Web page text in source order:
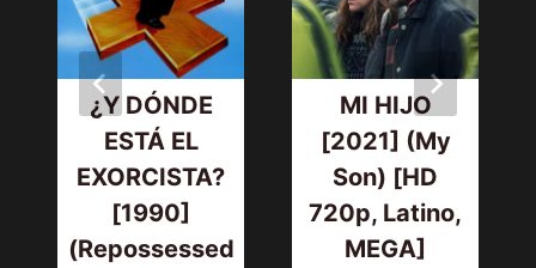
¿Y DÓNDE
ESTÁ EL
EXORCISTA?
[1990]
(Repossessed
MI HIJO
[2021] (My
Son) [HD
720p, Latino,
MEGA]